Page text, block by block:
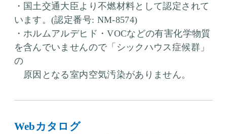
・国土交通大臣より不燃材料として認定されて
います。(認定番号: NM-8574)
・ホルムアルデヒド・VOCなどの有害化学物質
を含んでいませんので「シックハウス症候群」
の
原因となる室内空気汚染がありません。
Webカタログ